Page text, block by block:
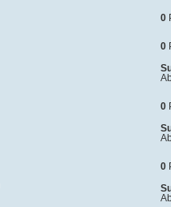
0
0
0
0